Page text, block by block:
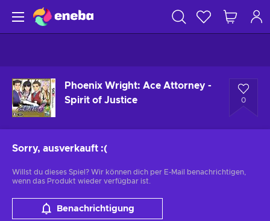
Phoenix Wright: Ace Attorney -
Spirit of Justice
0
Sorry, ausverkauft :(
Willst du dieses Spiel? Wir können dich per E-Mail benachrichtigen,
wenn das Produkt wieder verfügbar ist.
Benachrichtigung